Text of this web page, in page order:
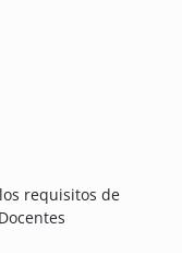
requisitos de